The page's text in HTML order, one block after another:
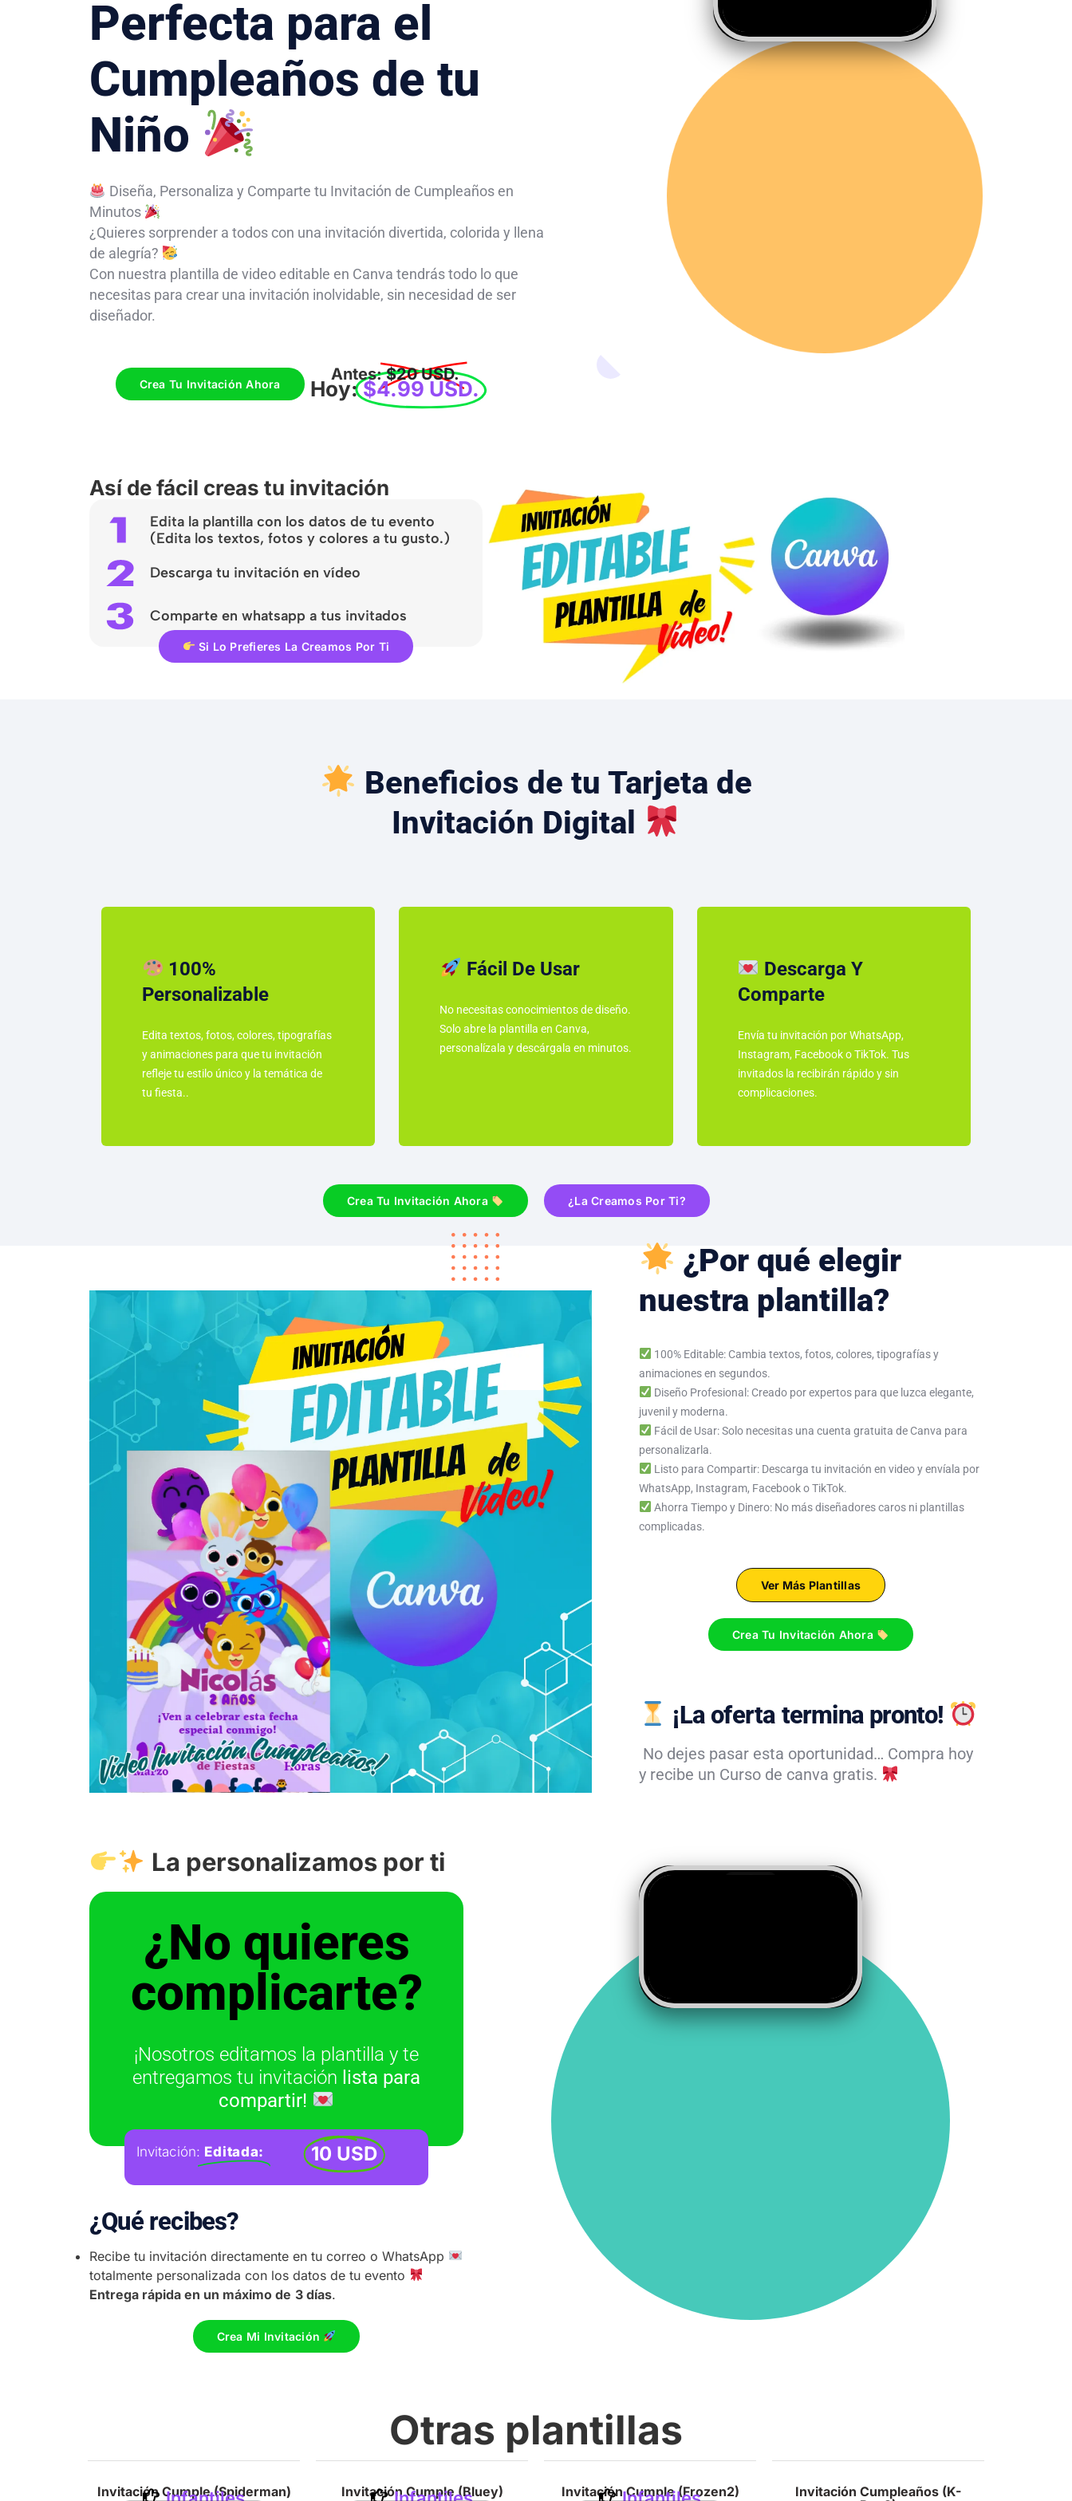
Perfecta para el
Cumpleaños de tu
Niño
Diseña, Personaliza y Comparte tu Invitación de Cumpleaños en
Minutos
¿Quieres sorprender a todos con una invitación divertida, colorida y llena
de alegría?
Con nuestra plantilla de video editable en Canva tendrás todo lo que
necesitas para crear una invitación inolvidable, sin necesidad de ser
diseñador.
Crea Tu Invitación Ahora
Antes:$20 USD.
Hoy:$4.99 USD.
Así de fácil creas tu invitación
Edita la plantilla con los datos de tu evento
(Edita los textos, fotos y colores a tu gusto.)
Descarga tu invitación en vídeo
Comparte en whatsapp a tus invitados
Si Lo Prefieres La Creamos Por Ti
Beneficios de tu Tarjeta de
Invitación Digital
100%
Personalizable
Edita textos, fotos, colores, tipografías
y animaciones para que tu invitación
refleje tu estilo único y la temática de
tu fiesta..
Fácil De Usar
No necesitas conocimientos de diseño.
Solo abre la plantilla en Canva,
personalízala y descárgala en minutos.
Descarga Y
Comparte
Envía tu invitación por WhatsApp,
Instagram, Facebook o TikTok. Tus
invitados la recibirán rápido y sin
complicaciones.
Crea Tu Invitación Ahora ¿La Creamos Por Ti?
¿Por qué elegir
nuestra plantilla?
100% Editable: Cambia textos, fotos, colores, tipografías y
animaciones en segundos.
Diseño Profesional: Creado por expertos para que luzca elegante,
juvenil y moderna.
Fácil de Usar: Solo necesitas una cuenta gratuita de Canva para
personalizarla.
Listo para Compartir: Descarga tu invitación en video y envíala por
WhatsApp, Instagram, Facebook o TikTok.
Ahorra Tiempo y Dinero: No más diseñadores caros ni plantillas
complicadas.
Ver Más Plantillas
Crea Tu Invitación Ahora
¡La oferta termina pronto!
No dejes pasar esta oportunidad… Compra hoy
y recibe un Curso de canva gratis.
La personalizamos por ti
¿No quieres
complicarte?
¡Nosotros editamos la plantilla y te
entregamos tu invitación lista para
compartir!
Invitación: Editada: 10 USD
¿Qué recibes?
Recibe tu invitación directamente en tu correo o WhatsApp
totalmente personalizada con los datos de tu evento
Entrega rápida en un máximo de 3 días.
Crea Mi Invitación
Otras plantillas
Invitación Cumple (Spiderman) Invitación Cumple (Bluey) Invitación Cumple (Frozen2)
Invitación Cumpleaños (K-